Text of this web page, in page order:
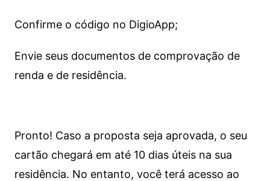
Confirme o código no DigioApp;
Envie seus documentos de comprovação de
renda e de residência.
Pronto! Caso a proposta seja aprovada, o seu
cartão chegará em até 10 dias úteis na sua
residência. No entanto, você terá acesso ao